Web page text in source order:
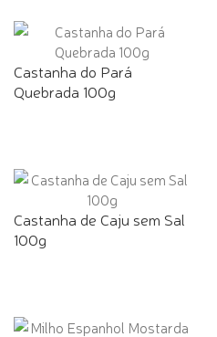
Castanha do Pará
Quebrada 100g
Castanha de Caju sem Sal
100g